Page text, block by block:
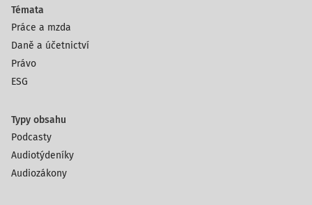
Témata
Práce a mzda
Daně a účetnictví
Právo
ESG
Typy obsahu
Podcasty
Audiotýdeníky
Audiozákony